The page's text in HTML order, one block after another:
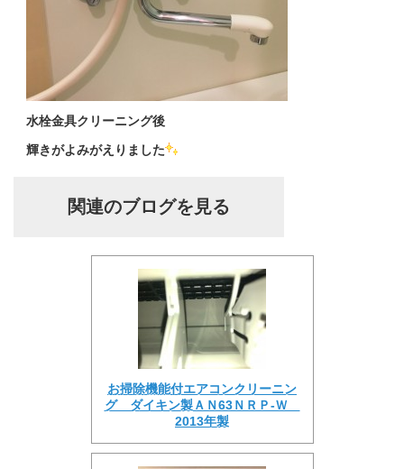
水栓金具クリーニング後
輝きがよみがえりました
関連のブログを見る
お掃除機能付エアコンクリーニン
グ ダイキン製ＡＮ63ＮＲＰ-Ｗ
2013年製